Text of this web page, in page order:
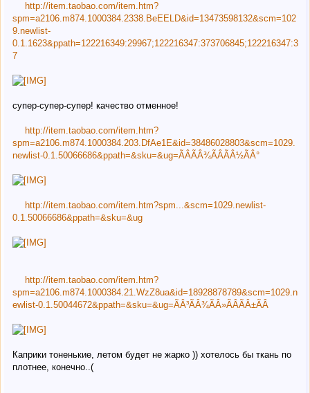
http://item.taobao.com/item.htm?
spm=a2106.m874.1000384.2338.BeEELD&id=13473598132&scm=102
9.newlist-
0.1.1623&ppath=122216349:29967;122216347:373706845;122216347:3
7
супер-супер-супер! качество отменное!
http://item.taobao.com/item.htm?
spm=a2106.m874.1000384.203.DfAe1E&id=38486028803&scm=1029.
newlist-0.1.50066686&ppath=&sku=&ug=ÃÂÃÂ¾ÃÂÃÂ½ÃÂ°
http://item.taobao.com/item.htm?spm...&scm=1029.newlist-
0.1.50066686&ppath=&sku=&ug
http://item.taobao.com/item.htm?
spm=a2106.m874.1000384.21.WzZ8ua&id=18928878789&scm=1029.n
ewlist-0.1.50044672&ppath=&sku=&ug=ÃÂ³ÃÂ¾ÃÂ»ÃÂÃÂ±ÃÂ
Каприки тоненькие, летом будет не жарко )) хотелось бы ткань по
плотнее, конечно..(